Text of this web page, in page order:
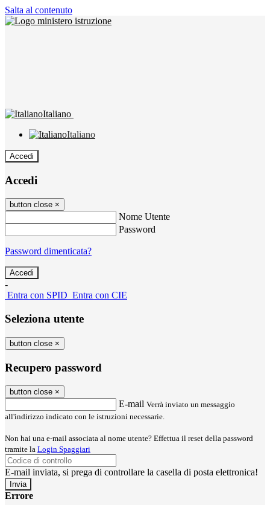
Salta al contenuto
Italiano
Italiano
Accedi
Accedi
button close ×
Nome Utente
Password
Password dimenticata?
-
Entra con SPID Entra con CIE
Seleziona utente
button close ×
Recupero password
button close ×
E-mail Verrà inviato un messaggio
all'indirizzo indicato con le istruzioni necessarie.
Non hai una e-mail associata al nome utente? Effettua il reset della password
tramite la Login Spaggiari
E-mail inviata, si prega di controllare la casella di posta elettronica!
Errore